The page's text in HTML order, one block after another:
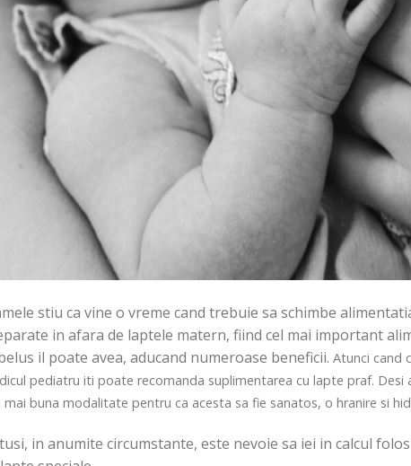
stiu ca vine o vreme cand trebuie sa schimbe
in afara de laptele matern, fiind cel mai important
il poate avea, aducand numeroase beneficii. Atunci cand
pediatru iti poate recomanda suplimentarea cu lapte praf. Desi
mai buna modalitate pentru ca acesta sa fie sanatos, o hranire si
in anumite circumstante, este nevoie sa iei in calcul